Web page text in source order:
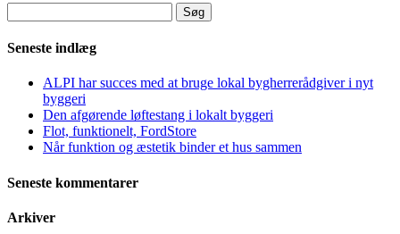
efter:
Seneste indlæg
ALPI har succes med at bruge lokal bygherrerådgiver i nyt
byggeri
Den afgørende løftestang i lokalt byggeri
Flot, funktionelt, FordStore
Når funktion og æstetik binder et hus sammen
Seneste kommentarer
Arkiver